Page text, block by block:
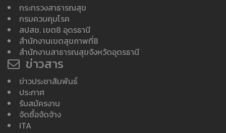
กระทรวงสาธารณสุข
กรมควบคุมโรค
สปสช. เขต8 อุดรธานี
สำนักงานเขตสุขภาพที่8
สำนักงานสาธารณสุขจังหวัดอุดรธานี
ข่าวสาร
ข่าวประชาสัมพันธ์
ประกาศ
รับสมัครงาน
จัดซื้อจัดจ้าง
ITA